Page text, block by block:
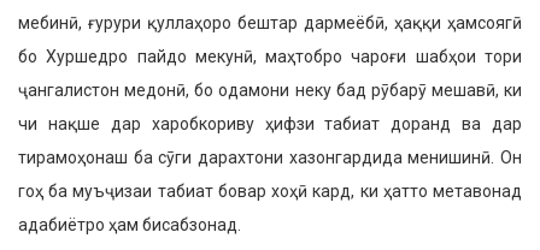
мебинӣ, ғурури қуллаҳоро бештар дармеёбӣ, ҳаққи ҳамсоягӣ
бо Хуршедро пайдо мекунӣ, маҳтобро чароғи шабҳои тори
ҷангалистон медонӣ, бо одамони неку бад рӯбарӯ мешавӣ, ки
чи нақше дар харобкориву ҳифзи табиат доранд ва дар
тирамоҳонаш ба сӯги дарахтони хазонгардида менишинӣ. Он
гоҳ ба муъҷизаи табиат бовар хоҳӣ кард, ки ҳатто метавонад
адабиётро ҳам бисабзонад.